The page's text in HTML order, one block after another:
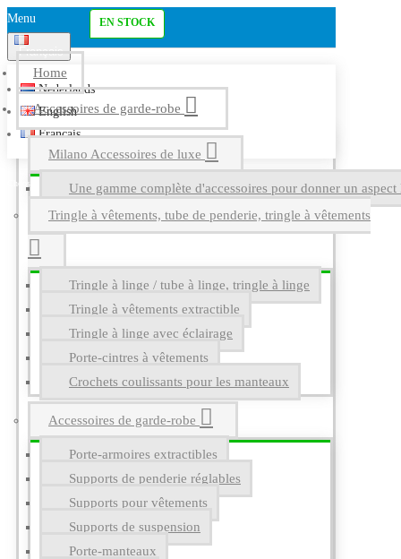
Menu
Français
Nederlands
English
Français
Home
Accessoires de garde-robe
Milano Accessoires de luxe
Une gamme complète d'accessoires pour donner un
Tringle à vêtements, tube de penderie, tringle à vêtements
Tringle à linge / tube à linge, tringle à linge
Tringle à vêtements extractible
Tringle à linge avec éclairage
Porte-cintres à vêtements
Crochets coulissants pour les manteaux
Accessoires de garde-robe
Porte-armoires extractibles
Supports de penderie réglables
Supports pour vêtements
Supports de suspension
Porte-manteaux
EN STOCK